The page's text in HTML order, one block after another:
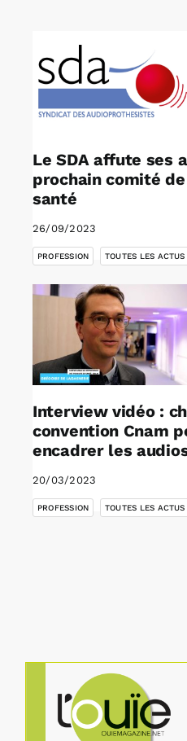
Rechercher:
Annonces emploi
Le SDA affute ses
prochain comité
santé
26/09/2023
PROFESSION
,
TOUTES LES ACTUS
Interview vidéo :
convention Cnam
encadrer les
20/03/2023
PROFESSION
,
TOUTES LES ACTUS